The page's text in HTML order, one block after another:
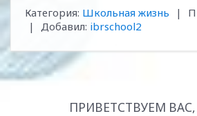
Категория: Школьная жизнь |
|
Добавил: ibrschool2
ПРИВЕТСТВУЕМ ВАС,